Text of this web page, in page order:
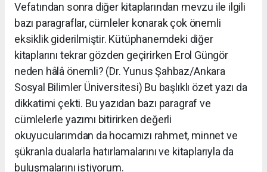
Vefatından sonra diğer kitaplarından mevzu ile ilgili
bazı paragraflar, cümleler konarak çok önemli
eksiklik giderilmiştir. Kütüphanemdeki diğer
kitaplarını tekrar gözden geçirirken Erol Güngör
neden hâlâ önemli? (Dr. Yunus Şahbaz/Ankara
Sosyal Bilimler Üniversitesi) Bu başlıklı özet yazı da
dikkatimi çekti. Bu yazıdan bazı paragraf ve
cümlelerle yazımı bitirirken değerli
okuyucularımdan da hocamızı rahmet, minnet ve
şükranla dualarla hatırlamalarını ve kitaplarıyla da
buluşmalarını istiyorum.